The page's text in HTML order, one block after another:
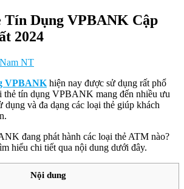
Tín Dụng VPBANK Cập
2024
Nam NT
VPBANK hiện nay được sử dụng rất phổ
thẻ tín dụng VPBANK mang đến nhiều ưu
dụng và đa dạng các loại thẻ giúp khách
đang phát hành các loại thẻ ATM nào?
hiểu chi tiết qua nội dung dưới đây.
Nội dung